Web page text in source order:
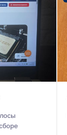
ПК.
вас время,
и
наш
окончены,
или офис.
задержек и